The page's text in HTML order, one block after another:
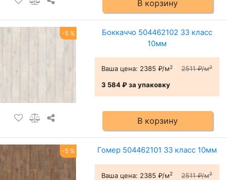
В корзину
-5 %
Боккаччо 504462102 33 класс
10мм
Ваша цена: 2385 ₽/м2 2511 ₽/м2
3 584 ₽за упаковку
В корзину
-5 % Гомер 504462101 33 класс 10мм
Ваша цена: 2385 ₽/м2 2511 ₽/м2